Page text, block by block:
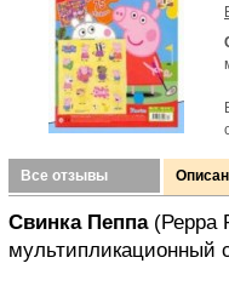
Все отзывы
Свинка Пеппа(Рерра
мультипликационный